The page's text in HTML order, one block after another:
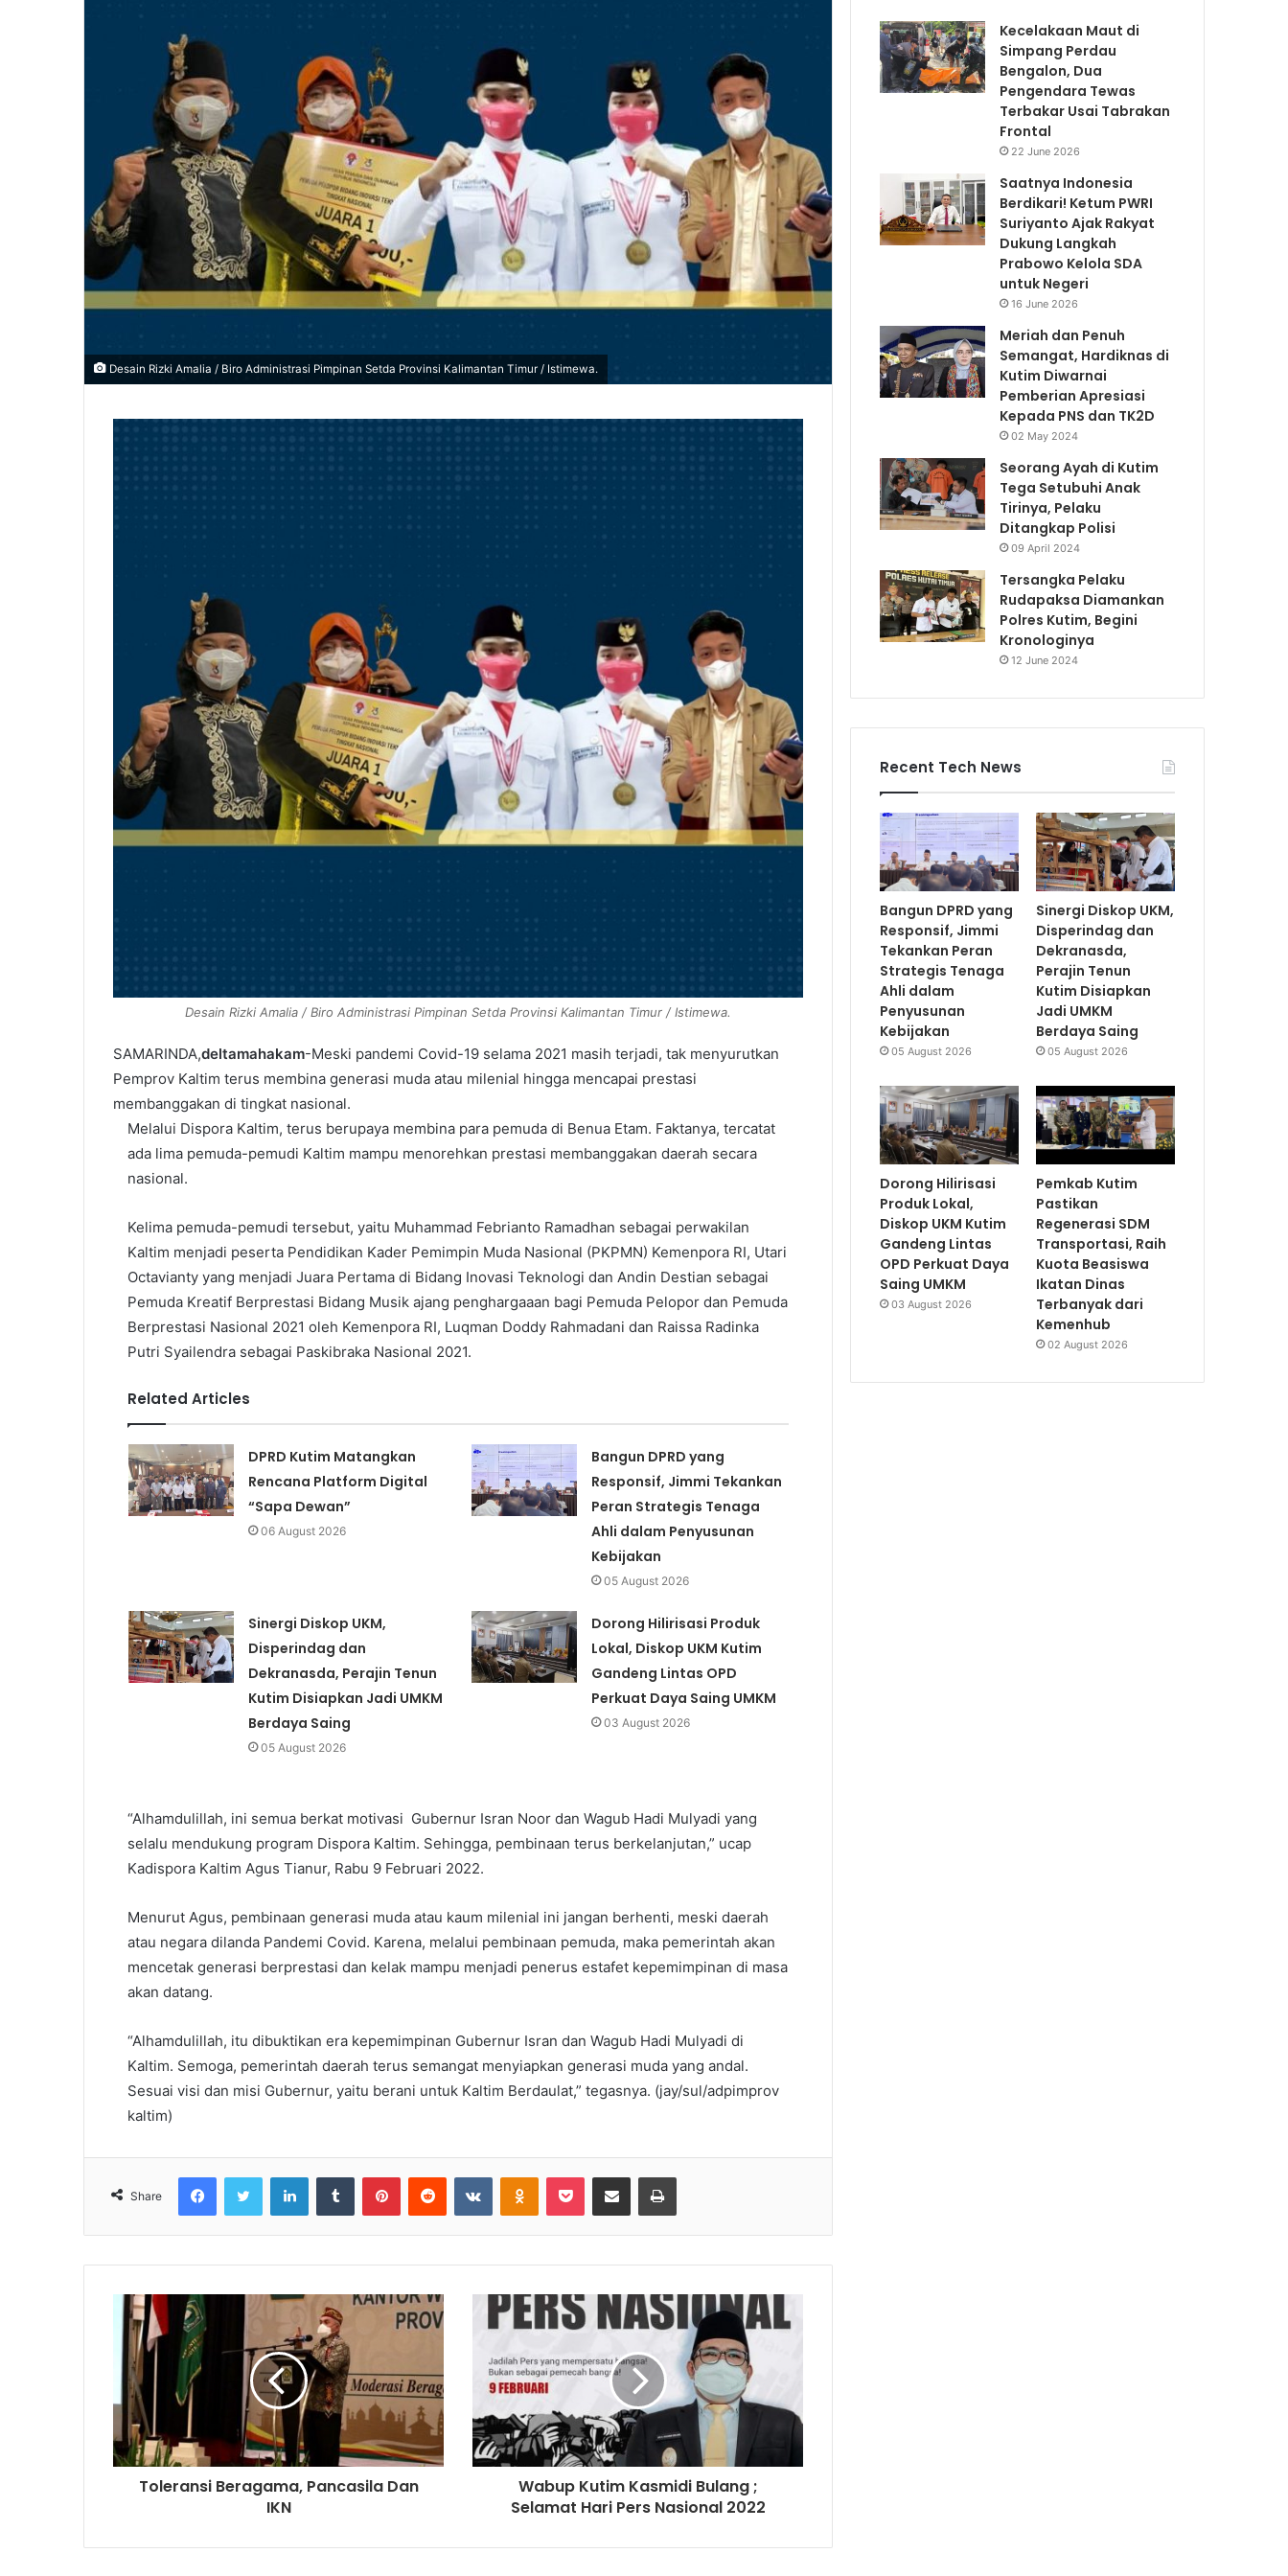
Desain Rizki Amalia / Biro Administrasi Pimpinan Setda Provinsi Kalimantan Timur / Istimewa.
Desain Rizki Amalia / Biro Administrasi Pimpinan Setda Provinsi Kalimantan Timur / Istimewa.
SAMARINDA,deltamahakam-Meski pandemi Covid-19 selama 2021 masih terjadi, tak menyurutkan
Pemprov Kaltim terus membina generasi muda atau milenial hingga mencapai prestasi
membanggakan di tingkat nasional.
Melalui Dispora Kaltim, terus berupaya membina para pemuda di Benua Etam. Faktanya, tercatat
ada lima pemuda-pemudi Kaltim mampu menorehkan prestasi membanggakan daerah secara
nasional.
Kelima pemuda-pemudi tersebut, yaitu Muhammad Febrianto Ramadhan sebagai perwakilan
Kaltim menjadi peserta Pendidikan Kader Pemimpin Muda Nasional (PKPMN) Kemenpora RI, Utari
Octavianty yang menjadi Juara Pertama di Bidang Inovasi Teknologi dan Andin Destian sebagai
Pemuda Kreatif Berprestasi Bidang Musik ajang penghargaaan bagi Pemuda Pelopor dan Pemuda
Berprestasi Nasional 2021 oleh Kemenpora RI, Luqman Doddy Rahmadani dan Raissa Radinka
Putri Syailendra sebagai Paskibraka Nasional 2021.
Related Articles
DPRD Kutim Matangkan
Rencana Platform Digital
“Sapa Dewan”
06 August 2026
Bangun DPRD yang
Responsif, Jimmi Tekankan
Peran Strategis Tenaga
Ahli dalam Penyusunan
Kebijakan
05 August 2026
Sinergi Diskop UKM,
Disperindag dan
Dekranasda, Perajin Tenun
Kutim Disiapkan Jadi UMKM
Berdaya Saing
05 August 2026
Dorong Hilirisasi Produk
Lokal, Diskop UKM Kutim
Gandeng Lintas OPD
Perkuat Daya Saing UMKM
03 August 2026
“Alhamdulillah, ini semua berkat motivasi Gubernur Isran Noor dan Wagub Hadi Mulyadi yang
selalu mendukung program Dispora Kaltim. Sehingga, pembinaan terus berkelanjutan,” ucap
Kadispora Kaltim Agus Tianur, Rabu 9 Februari 2022.
Menurut Agus, pembinaan generasi muda atau kaum milenial ini jangan berhenti, meski daerah
atau negara dilanda Pandemi Covid. Karena, melalui pembinaan pemuda, maka pemerintah akan
mencetak generasi berprestasi dan kelak mampu menjadi penerus estafet kepemimpinan di masa
akan datang.
“Alhamdulillah, itu dibuktikan era kepemimpinan Gubernur Isran dan Wagub Hadi Mulyadi di
Kaltim. Semoga, pemerintah daerah terus semangat menyiapkan generasi muda yang andal.
Sesuai visi dan misi Gubernur, yaitu berani untuk Kaltim Berdaulat,” tegasnya. (jay/sul/adpimprov
kaltim)
Share
Toleransi Beragama, Pancasila Dan
IKN
Wabup Kutim Kasmidi Bulang ;
Selamat Hari Pers Nasional 2022
Kecelakaan Maut di
Simpang Perdau
Bengalon, Dua
Pengendara Tewas
Terbakar Usai Tabrakan
Frontal
22 June 2026
Saatnya Indonesia
Berdikari! Ketum PWRI
Suriyanto Ajak Rakyat
Dukung Langkah
Prabowo Kelola SDA
untuk Negeri
16 June 2026
Meriah dan Penuh
Semangat, Hardiknas di
Kutim Diwarnai
Pemberian Apresiasi
Kepada PNS dan TK2D
02 May 2024
Seorang Ayah di Kutim
Tega Setubuhi Anak
Tirinya, Pelaku
Ditangkap Polisi
09 April 2024
Tersangka Pelaku
Rudapaksa Diamankan
Polres Kutim, Begini
Kronologinya
12 June 2024
Recent Tech News
Bangun DPRD yang
Responsif, Jimmi
Tekankan Peran
Strategis Tenaga
Ahli dalam
Penyusunan
Kebijakan
05 August 2026
Sinergi Diskop UKM,
Disperindag dan
Dekranasda,
Perajin Tenun
Kutim Disiapkan
Jadi UMKM
Berdaya Saing
05 August 2026
Dorong Hilirisasi
Produk Lokal,
Diskop UKM Kutim
Gandeng Lintas
OPD Perkuat Daya
Saing UMKM
03 August 2026
Pemkab Kutim
Pastikan
Regenerasi SDM
Transportasi, Raih
Kuota Beasiswa
Ikatan Dinas
Terbanyak dari
Kemenhub
02 August 2026